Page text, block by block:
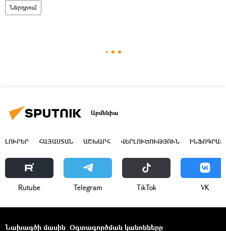
Ներդրում
Արմենիա
ԼՈՒՐԵՐ ՀԱՅԱՍՏԱՆ ԱՇԽԱՐՀ ՎԵՐԼՈՒԾՈՒԹՅՈՒՆ
Rutube Telegram ТikТоk VK
Նախագծի մասին Օգտագործման կանոնները